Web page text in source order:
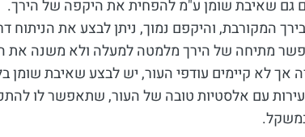
גם שאיבת שומן ע"מ להפחית את היקפה של הירך.
המקורבת, והיקפם נמוך, ניתן לבצע את
מתיחה של הירך מלמטה למעלה ולא משנה את
לא קיימים עודפי העור, יש לבצע שאיבת שומן
עם אלסטיות טובה של העור, שתאפשר לו